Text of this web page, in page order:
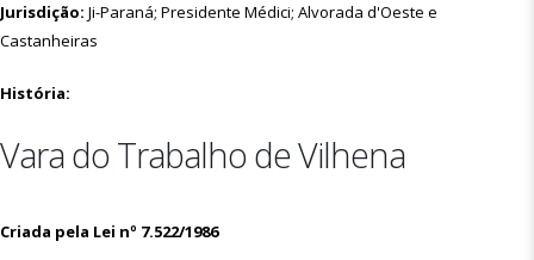
Jurisdição: Ji-Paraná; Presidente Médici; Alvorada d'Oeste e
Castanheiras
História:
Vara do Trabalho de Vilhena
Criada pela Lei nº 7.522/1986